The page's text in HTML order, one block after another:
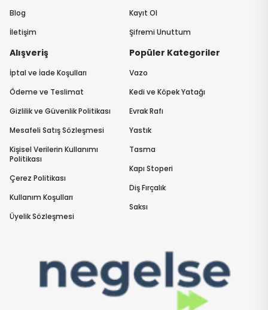
Blog
İletişim
Kayıt Ol
Şifremi Unuttum
Alışveriş
İptal ve İade Koşulları
Ödeme ve Teslimat
Gizlilik ve Güvenlik Politikası
Mesafeli Satış Sözleşmesi
Kişisel Verilerin Kullanımı
Politikası
Çerez Politikası
Kullanım Koşulları
Üyelik Sözleşmesi
Popüler Kategoriler
Vazo
Kedi ve Köpek Yatağı
Evrak Rafı
Yastık
Tasma
Kapı Stoperi
Diş Fırçalık
Saksı